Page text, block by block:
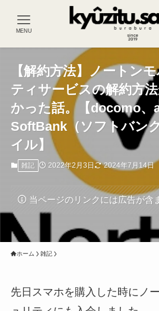
MENU
【解約方法】ノートン
ティサービスの解約方
かった話。【docomo、
SoftBank（ソフトバン
イル】
雑記 2022年2月3日 2024年7月14日
当ページのリンクには広告が含
ホーム 雑記
先日スマホを購入した時にノ